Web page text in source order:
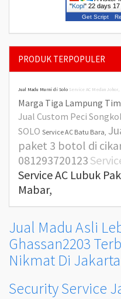
"Kopi" 22 days
Get Script
PRODUK TERPOPULER
Jual Madu Murni di Solo Service AC Medan Johor,
Marga Tiga Lampung
Jual Custom Peci
SOLO Service AC Batu Bara,
paket 3 botol di
081293720123
Service AC Lubuk
Mabar,
Jual Madu Asli
Ghassan2203
Nikmat Di
Security Service